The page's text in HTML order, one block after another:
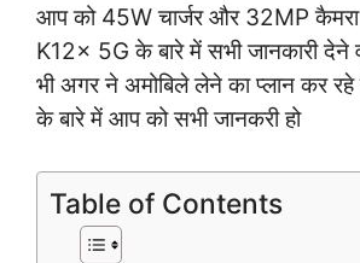
आप को 45W चार्जर और 32MP
K12x 5G के बारे में सभी जानकारी देने
भी अगर ने अमोबिले लेने का प्लान कर रहे
के बारे में आप को सभी जानकरी हो
Table of Contents